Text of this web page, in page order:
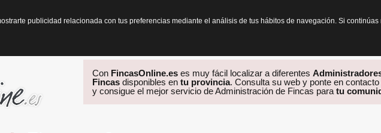
Con FincasOnline.eses muy fácil localizar a diferentes
Fincasdisponibles en tu provincia. Consulta su web y ponte en
y consigue el mejor servicio de Administración de Fincas para tu
publicidad relacionada con tus preferencias mediante el análisis de tus hábitos de navegación. Si